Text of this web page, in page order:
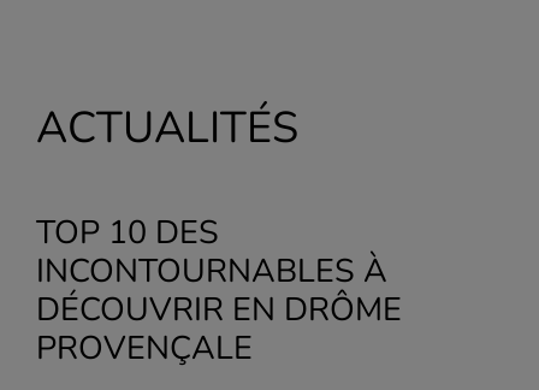
ACTUALITÉS
TOP 10 DES
INCONTOURNABLES À
DÉCOUVRIR EN DRÔME
PROVENÇALE